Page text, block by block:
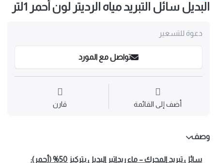
البديل سائل التبريد مياه الرديتر لون أحمر 1لتر
دعوة للتسعير
تواصل مع المورد
أضف إلى القائمة قارن
وصف
سائل تبريد المحرك – ماء ريداتير البديل بتركيز 5 0% (أحمر):